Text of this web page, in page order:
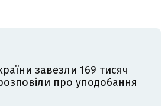
завезли 169 тисяч
про уподобання